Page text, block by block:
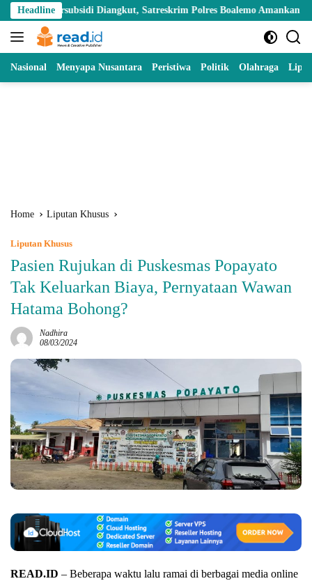
Skip
to
content
Headline
Diangkut, Satreskrim Polres Boalemo Amankan Mobil Pick Up di
Nasional Menyapa Nusantara Peristiwa Politik Olahraga
Home Liputan Khusus
Liputan Khusus
Pasien Rujukan di Puskesmas Popayato
Tak Keluarkan Biaya, Pernyataan Wawan
Hatama Bohong?
Nadhira
08/03/2024
READ.ID – Beberapa waktu lalu ramai di berbagai media online